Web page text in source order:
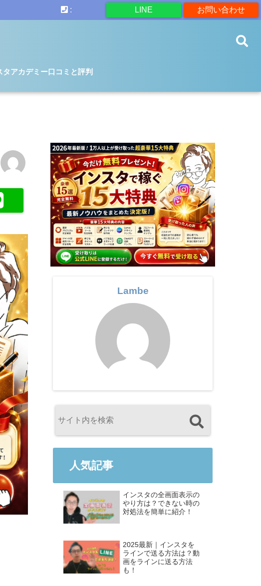
お問い合わせ
LINE
:
タアカデミー口コミと評判
Lambe
人気記事
インスタの全画面表示の
やり方は？できない時の
対処法を簡単に紹介！
2025最新｜インスタを
ラインで送る方法は？動
画をラインに送る方法
も！